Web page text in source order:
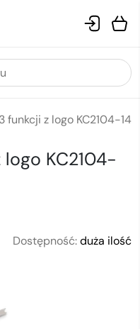
funkcji z logo KC2104-14
logo KC2104-
Dostępność:duża ilość